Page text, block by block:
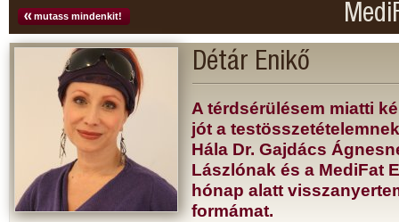
mutass mindenkit!
Détár Enikő
A térdsérülésem miatti
jót a
Hála Dr. Gajdács
Lászlónak és a MediFat
hónap alatt
formámat.